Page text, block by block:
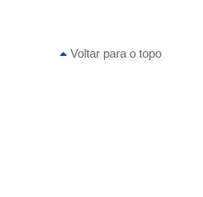
Voltar para o topo